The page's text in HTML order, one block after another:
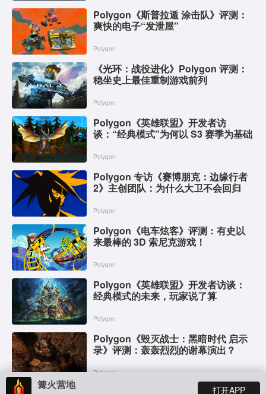
篝火营地 打开APP
Polygon《斯普拉遁 涂击队》评测：
爽快的电子“发泄屋”
Polygon
《光环：战役进化》Polygon 评测：
稳坐史上最佳重制游戏前列
Polygon
Polygon《英雄联盟》开发者访
谈：“经典模式”为何以 S3 赛季为基础
Polygon
Polygon 专访《赛博朋克：边缘行者
2》主创团队：为什么大卫不会回归
Polygon
Polygon《电车炫客》评测：有史以
来最棒的 3D 索尼克游戏！
Polygon
Polygon《英雄联盟》开发者访谈：
经典模式的未来，玩家说了算
Polygon
Polygon《毁灭战士：黑暗时代 启示
录》评测：轰轰烈烈的谢幕演出？
Polygon